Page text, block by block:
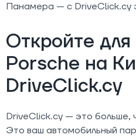
Панамера — с DriveClick.cy
Откройте
Porsche на
DriveClick.cy
DriveClick.cy — это больше,
Это ваш автомобильный